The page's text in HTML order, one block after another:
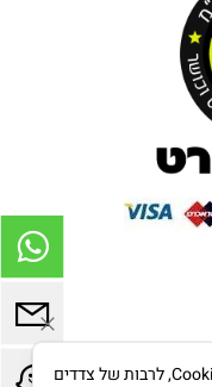
לידיעתך, באתרנו נעשה שימוש בקבצי Cookies, לרבות של צדדים